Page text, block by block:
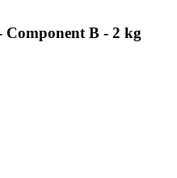
B - 2 kg